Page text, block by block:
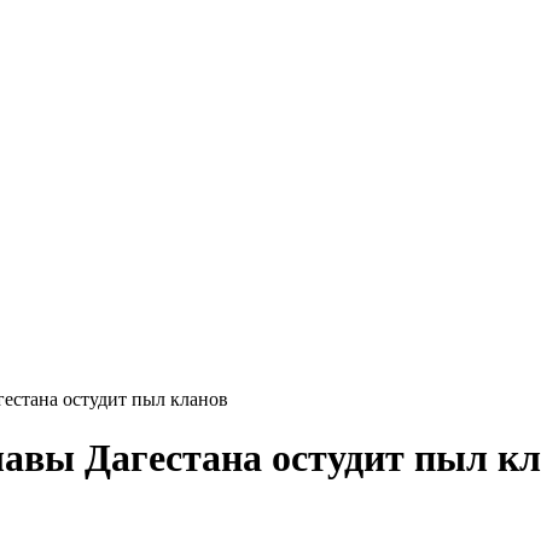
остудит пыл кланов
Дагестана остудит пыл